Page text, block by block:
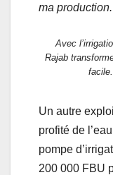
ma production.
Avec
Rajab
Un autre
profité de
pompe
200 000 FBU